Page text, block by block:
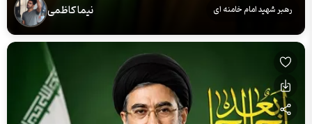
رهبر شهید امام خامنه ای نیما کاظمی